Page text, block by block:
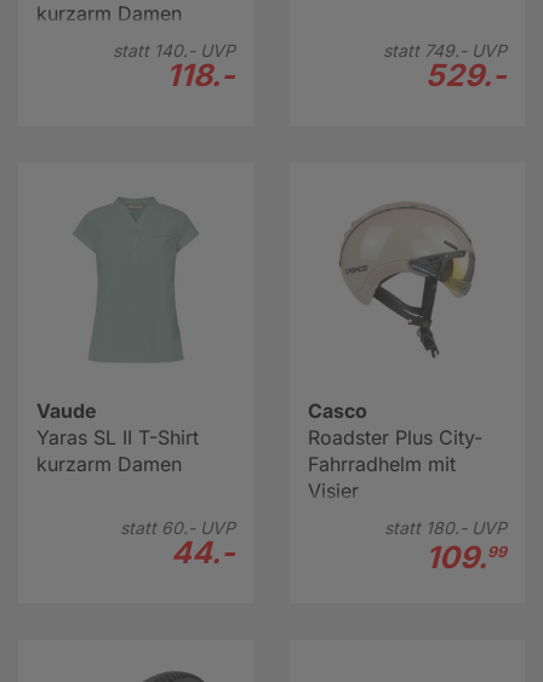
kurzarm Damen
statt 140.-UVP
118.-
statt 749.-UVP
529.-
Vaude
Yaras SL II T-Shirt
kurzarm Damen
statt 60.-UVP
44.-
Casco
Roadster Plus City-
Fahrradhelm mit
Visier
statt 180.-UVP
109.99